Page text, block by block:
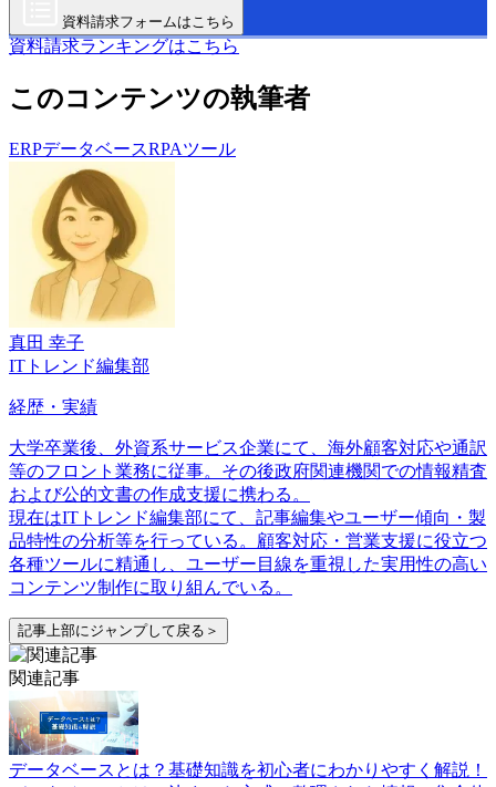
資料請求フォームはこちら
資料請求ランキングはこちら
このコンテンツの執筆者
ERPデータベースRPAツール
真田 幸子
ITトレンド編集部
経歴・実績
大学卒業後、外資系サービス企業にて、海外顧客対応や通訳
等のフロント業務に従事。その後政府関連機関での情報精査
および公的文書の作成支援に携わる。
現在はITトレンド編集部にて、記事編集やユーザー傾向・製
品特性の分析等を行っている。顧客対応・営業支援に役立つ
各種ツールに精通し、ユーザー目線を重視した実用性の高い
コンテンツ制作に取り組んでいる。
記事上部にジャンプして戻る＞
関連記事
データベースとは？基礎知識を初心者にわかりやすく解説！